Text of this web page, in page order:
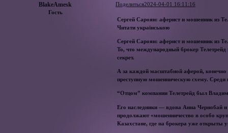
Поделиться2024-04-01 16:11:16
BlakeAmesk
Гость
Сергей Сароян: аферист и мошенник из
Читати українською
Сергей Сароян: аферист и мошенник из
То, что международный брокер
секрет.
А за каждой масштабной аферой, конечно
преступную мошенническую схему. Среди
“Отцом” компании Телетрейд был
Его наследники — вдова Анна Чернобай
продолжают «мошенничество в особо
Казахстане, где на брокера уже открыты